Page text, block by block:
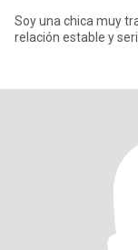
Soy una chica muy
relación estable y